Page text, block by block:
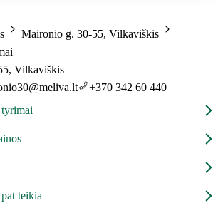
Maironio g. 30-55, Vilkaviškis
Vilkaviškis
+370 342 60 440
teikia